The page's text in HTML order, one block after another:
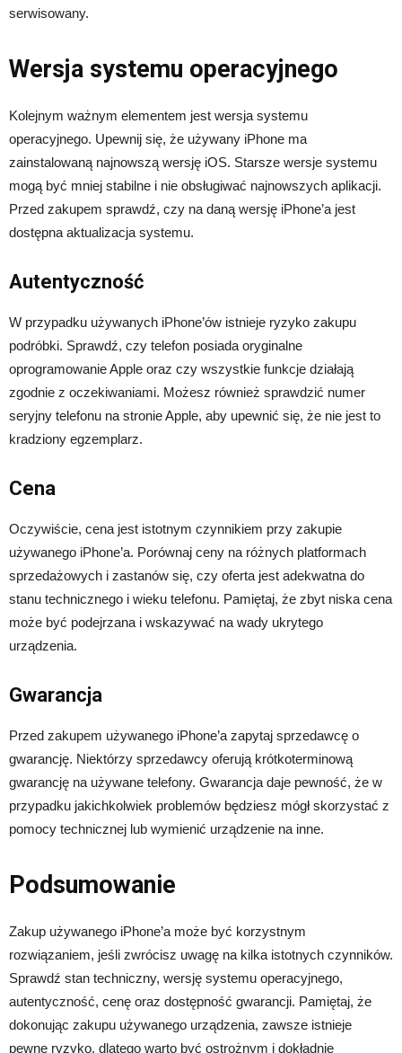
serwisowany.
Wersja systemu operacyjnego
Kolejnym ważnym elementem jest wersja systemu
operacyjnego. Upewnij się, że używany iPhone ma
zainstalowaną najnowszą wersję iOS. Starsze wersje systemu
mogą być mniej stabilne i nie obsługiwać najnowszych aplikacji.
Przed zakupem sprawdź, czy na daną wersję iPhone’a jest
dostępna aktualizacja systemu.
Autentyczność
W przypadku używanych iPhone’ów istnieje ryzyko zakupu
podróbki. Sprawdź, czy telefon posiada oryginalne
oprogramowanie Apple oraz czy wszystkie funkcje działają
zgodnie z oczekiwaniami. Możesz również sprawdzić numer
seryjny telefonu na stronie Apple, aby upewnić się, że nie jest to
kradziony egzemplarz.
Cena
Oczywiście, cena jest istotnym czynnikiem przy zakupie
używanego iPhone’a. Porównaj ceny na różnych platformach
sprzedażowych i zastanów się, czy oferta jest adekwatna do
stanu technicznego i wieku telefonu. Pamiętaj, że zbyt niska cena
może być podejrzana i wskazywać na wady ukrytego
urządzenia.
Gwarancja
Przed zakupem używanego iPhone’a zapytaj sprzedawcę o
gwarancję. Niektórzy sprzedawcy oferują krótkoterminową
gwarancję na używane telefony. Gwarancja daje pewność, że w
przypadku jakichkolwiek problemów będziesz mógł skorzystać z
pomocy technicznej lub wymienić urządzenie na inne.
Podsumowanie
Zakup używanego iPhone’a może być korzystnym
rozwiązaniem, jeśli zwrócisz uwagę na kilka istotnych czynników.
Sprawdź stan techniczny, wersję systemu operacyjnego,
autentyczność, cenę oraz dostępność gwarancji. Pamiętaj, że
dokonując zakupu używanego urządzenia, zawsze istnieje
pewne ryzyko, dlatego warto być ostrożnym i dokładnie